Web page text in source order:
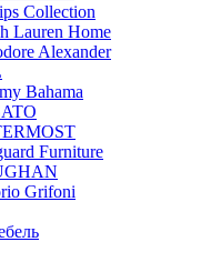
Collection
Lauren Home
Alexander
Bahama
Furniture
Grifoni